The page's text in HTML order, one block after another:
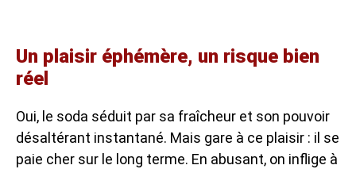
Un plaisir éphémère, un risque bien
réel
Oui, le soda séduit par sa fraîcheur et son pouvoir
désaltérant instantané. Mais gare à ce plaisir : il se
paie cher sur le long terme. En abusant, on inflige à